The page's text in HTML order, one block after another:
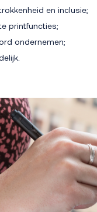
en inclusie;
printfuncties;
ondernemen;